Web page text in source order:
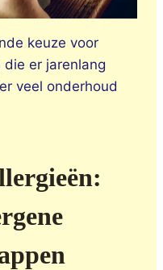
keuze voor
er jarenlang
veel onderhoud